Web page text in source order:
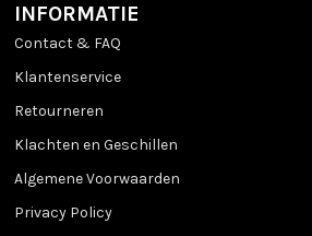
INFORMATIE
Contact & FAQ
Klantenservice
Retourneren
Klachten en Geschillen
Algemene Voorwaarden
Privacy Policy